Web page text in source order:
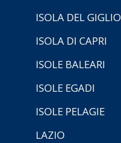
ISOLA DEL GIGLIO
ISOLA DI CAPRI
ISOLE BALEARI
ISOLE EGADI
ISOLE PELAGIE
LAZIO